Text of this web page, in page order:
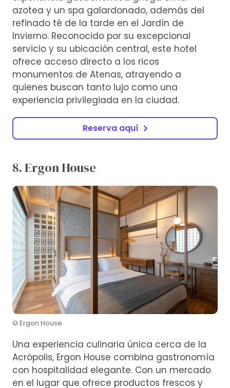
azotea y un spa galardonado, además del
refinado té de la tarde en el Jardín de
Invierno. Reconocido por su excepcional
servicio y su ubicación central, este hotel
ofrece acceso directo a los ricos
monumentos de Atenas, atrayendo a
quienes buscan tanto lujo como una
experiencia privilegiada en la ciudad.
Reserva aquí
8. Ergon House
© Ergon House
Una experiencia culinaria única cerca de la
Acrópolis, Ergon House combina gastronomía
con hospitalidad elegante. Con un mercado
en el lugar que ofrece productos frescos y